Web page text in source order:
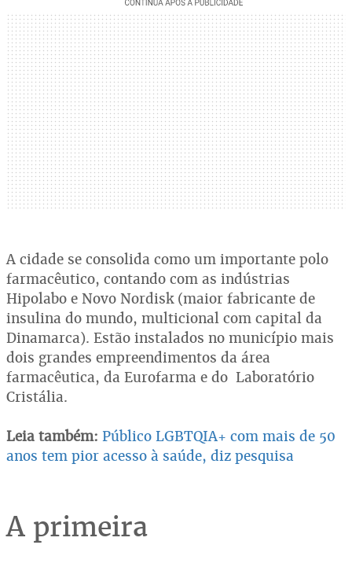
A cidade se consolida como um importante polo
farmacêutico, contando com as indústrias
Hipolabo e Novo Nordisk (maior fabricante de
insulina do mundo, multicional com capital da
Dinamarca). Estão instalados no município mais
dois grandes empreendimentos da área
farmacêutica, da Eurofarma e do Laboratório
Cristália.
Leia também: Público LGBTQIA+ com mais de 50
anos tem pior acesso à saúde, diz pesquisa
A primeira